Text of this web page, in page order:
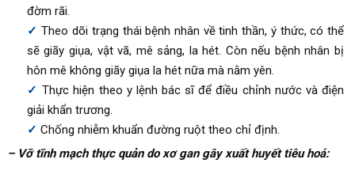
đờm rãi.
Theo dõi trạng thái bệnh nhân về tinh thần, ý thức, có thể
sẽ giãy giụa, vật vã, mê sảng, la hét. Còn nếu bệnh nhân bị
hôn mê không giãy giụa la hét nữa mà nằm yên.
Thực hiện theo y lệnh bác sĩ để điều chỉnh nước và điện
giải khẩn trương.
Chống nhiễm khuẩn đường ruột theo chỉ định.
– Vỡ tĩnh mạch thực quản do xơ gan gây xuất huyết tiêu hoá: